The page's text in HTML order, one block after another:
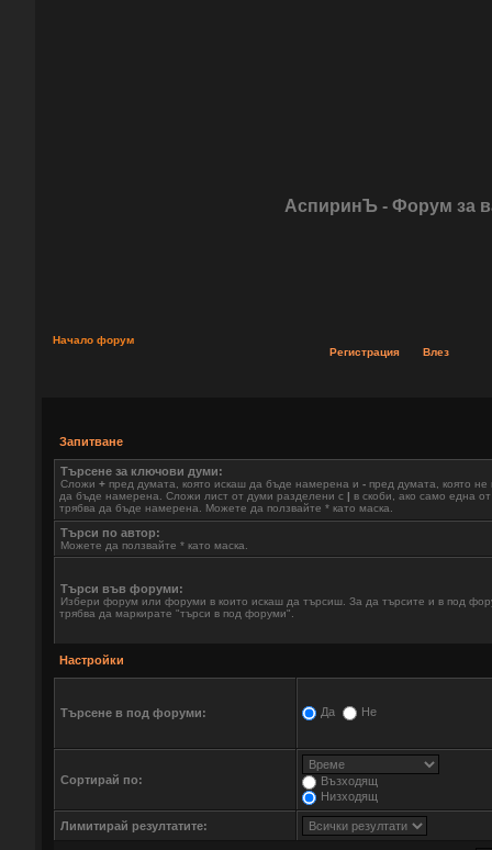
АспиринЪ - Форум за
Начало форум
Регистрация
Влез
Запитване
Търсене за ключови думи:
Сложи + пред думата, която искаш да бъде намерена и - пред думата, която не
да бъде намерена. Сложи лист от думи разделени с | в скоби, ако само една
трябва да бъде намерена. Можете да ползвайте * като маска.
Търси по автор:
Можете да ползвайте * като маска.
Търси във форуми:
Избери форум или форуми в които искаш да търсиш. За да търсите и в под
трябва да маркирате "търси в под форуми".
Настройки
Търсене в под форуми: Да Не
Сортирай по:
Възходящ
Низходящ
Лимитирай резултатите: